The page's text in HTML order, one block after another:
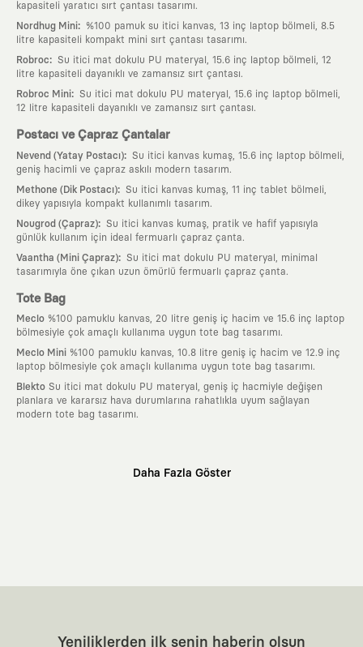
kapasiteli yaratıcı sırt çantası tasarımı.
Nordhug Mini:
%100 pamuk su itici kanvas, 13 inç laptop bölmeli, 8.5
litre kapasiteli kompakt mini sırt çantası tasarımı.
Robroc: Su itici mat dokulu PU materyal, 15.6 inç laptop bölmeli, 12
litre kapasiteli dayanıklı ve zamansız sırt çantası.
Robroc Mini: Su itici mat dokulu PU materyal, 15.6 inç laptop bölmeli,
12 litre kapasiteli dayanıklı ve zamansız sırt çantası.
Postacı ve Çapraz Çantalar
Nevend (Yatay Postacı): Su itici kanvas kumaş, 15.6 inç laptop bölmeli,
geniş hacimli ve çapraz askılı modern tasarım.
Methone (Dik Postacı): Su itici kanvas kumaş, 11 inç tablet bölmeli,
dikey yapısıyla kompakt kullanımlı tasarım.
Nougrod (Çapraz): Su itici kanvas kumaş, pratik ve hafif yapısıyla
günlük kullanım için ideal fermuarlı çapraz çanta.
Vaantha (Mini Çapraz): Su itici mat dokulu PU materyal, minimal
tasarımıyla öne çıkan uzun ömürlü fermuarlı çapraz çanta.
Tote Bag
Meclo %100 pamuklu kanvas, 20 litre geniş iç hacim ve 15.6 inç laptop
bölmesiyle çok amaçlı kullanıma uygun tote bag tasarımı.
Meclo Mini %100 pamuklu kanvas, 10.8 litre geniş iç hacim ve 12.9 inç
laptop bölmesiyle çok amaçlı kullanıma uygun tote bag tasarımı.
Blekto Su itici mat dokulu PU materyal, geniş iç hacmiyle değişen
planlara ve kararsız hava durumlarına rahatlıkla uyum sağlayan
modern tote bag tasarımı.
dolabının en değerli parçası olarak kalacak, hikayesini ve estetik
Yaratıcı Bir Topluluk
KAFT, keşfetmeyi sevenlerin, sanata tutkuyla bağlı
Daha Fazla Göster
Yeniliklerden ilk senin haberin olsun